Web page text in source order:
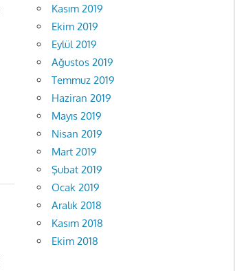
Kasım 2019
Ekim 2019
Eylül 2019
Ağustos 2019
Temmuz 2019
Haziran 2019
Mayıs 2019
Nisan 2019
Mart 2019
Şubat 2019
Ocak 2019
Aralık 2018
Kasım 2018
Ekim 2018